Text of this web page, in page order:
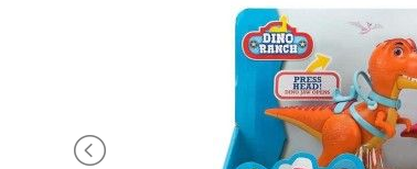
SYLVANIAN